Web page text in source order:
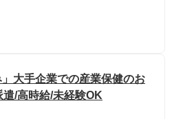
大手企業での産業保健のお
/高時給/未経験OK